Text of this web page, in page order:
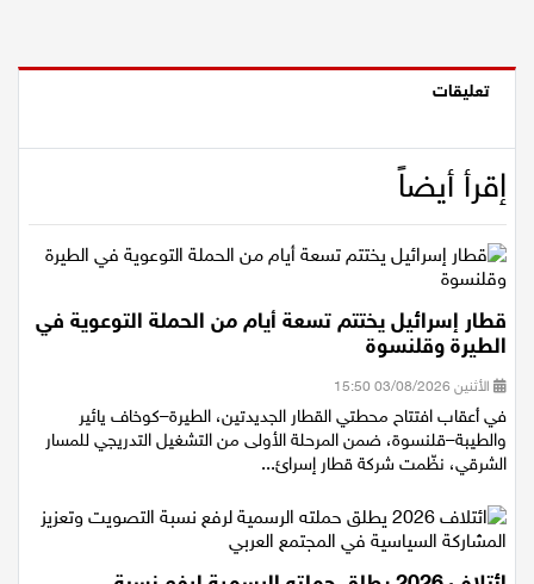
إقرأ أيضاً
قطار إسرائيل يختتم تسعة أيام من الحملة التوعوية في
الطيرة وقلنسوة
الأثنين 03/08/2026 15:50
في أعقاب افتتاح محطتي القطار الجديدتين، الطيرة–كوخاف يائير
والطيبة–قلنسوة، ضمن المرحلة الأولى من التشغيل التدريجي للمسار